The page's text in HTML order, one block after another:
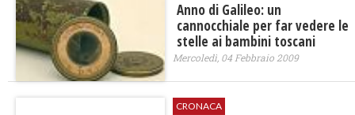
Anno di Galileo: un
cannocchiale per far vedere le
stelle ai bambini toscani
Mercoledì, 04 Febbraio 2009
CRONACA